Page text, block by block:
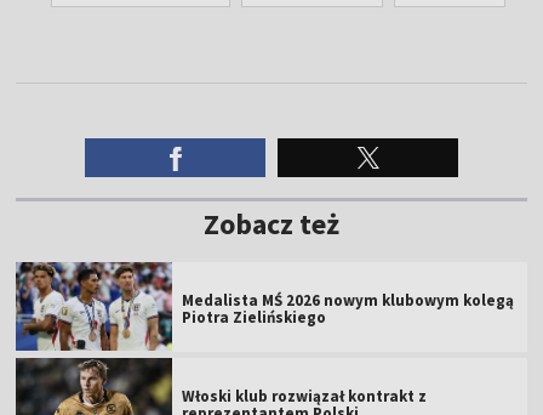
Zobacz też
Medalista MŚ 2026 nowym klubowym kolegą
Piotra Zielińskiego
Włoski klub rozwiązał kontrakt z